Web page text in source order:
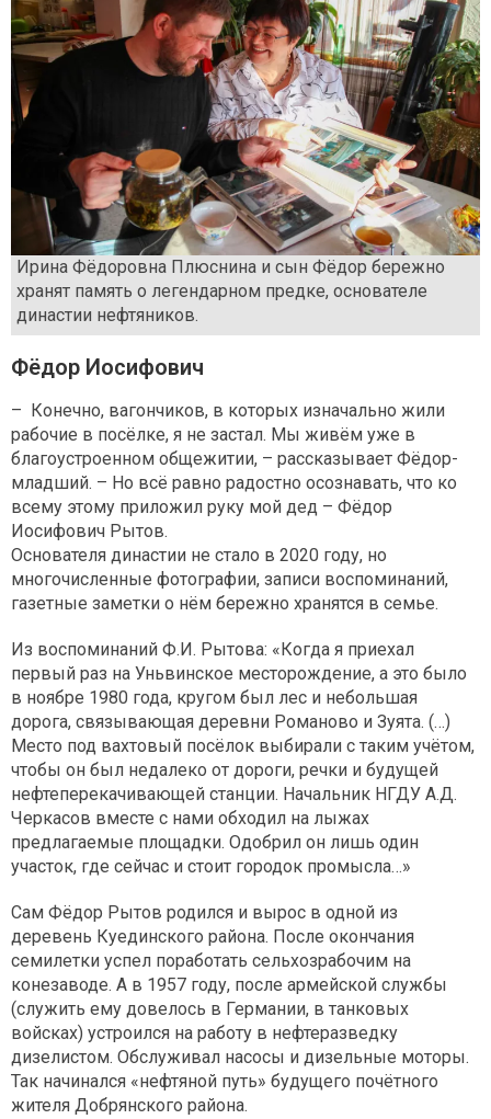
Ирина Фёдоровна Плюснина и сын Фёдор бережно
хранят память о легендарном предке, основателе
династии нефтяников.
Фёдор Иосифович
– Конечно, вагончиков, в которых изначально жили
рабочие в посёлке, я не застал. Мы живём уже в
благоустроенном общежитии, – рассказывает Фёдор-
младший. – Но всё равно радостно осознавать, что ко
всему этому приложил руку мой дед – Фёдор
Иосифович Рытов.
Основателя династии не стало в 2020 году, но
многочисленные фотографии, записи воспоминаний,
газетные заметки о нём бережно хранятся в семье.
Из воспоминаний Ф.И. Рытова: «Когда я приехал
первый раз на Уньвинское месторождение, а это было
в ноябре 1980 года, кругом был лес и небольшая
дорога, связывающая деревни Романово и Зуята. (…)
Место под вахтовый посёлок выбирали с таким учётом,
чтобы он был недалеко от дороги, речки и будущей
нефтеперекачивающей станции. Начальник НГДУ А.Д.
Черкасов вместе с нами обходил на лыжах
предлагаемые площадки. Одобрил он лишь один
участок, где сейчас и стоит городок промысла…»
Сам Фёдор Рытов родился и вырос в одной из
деревень Куединского района. После окончания
семилетки успел поработать сельхозрабочим на
конезаводе. А в 1957 году, после армейской службы
(служить ему довелось в Германии, в танковых
войсках) устроился на работу в нефтеразведку
дизелистом. Обслуживал насосы и дизельные моторы.
Так начинался «нефтяной путь» будущего почётного
жителя Добрянского района.